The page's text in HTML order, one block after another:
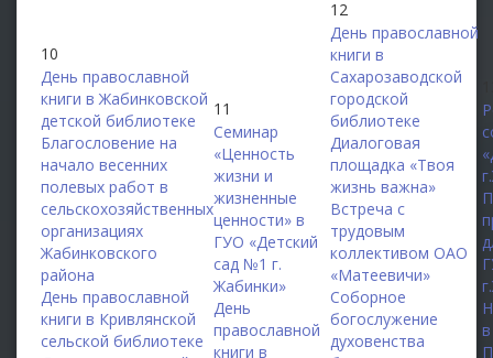
10
День православной
книги в Жабинковской
детской библиотеке
Благословение на
начало весенних
полевых работ в
сельскохозяйственных
организациях
Жабинковского
района
День православной
книги в Кривлянской
сельской библиотеке
11
Семинар
«Ценность
жизни и
жизненные
ценности» в
ГУО «Детский
сад №1 г.
Жабинки»
День
православной
книги в
12
День православной
книги в
Сахарозаводской
городской
библиотеке
Диалоговая
площадка «Твоя
жизнь важна»
Встреча с
трудовым
коллективом ОАО
«Матеевичи»
Соборное
богослужение
духовенства